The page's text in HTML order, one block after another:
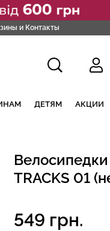
и Контакты
ДЕТЯМ АКЦИИ
TRACKS 01
549 грн.